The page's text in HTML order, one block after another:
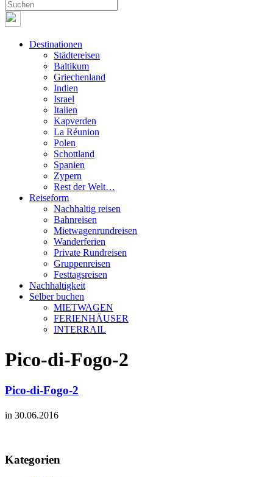
Destinationen
Städtereisen
Baltikum
Griechenland
Indien
Israel
Italien
Kapverden
La Réunion
Polen
Schottland
Spanien
Zypern
Rest der Welt…
Reiseform
Nachhaltig reisen
Bahnreisen
Mietwagenrundreisen
Wanderferien
Private Rundreisen
Gruppenreisen
Festtagsreisen
Nachhaltigkeit
Selber buchen
MIETWAGEN
FERIENHÄUSER
INTERRAIL
Pico-di-Fogo-2
Pico-di-Fogo-2
in 30.06.2016
Kategorien